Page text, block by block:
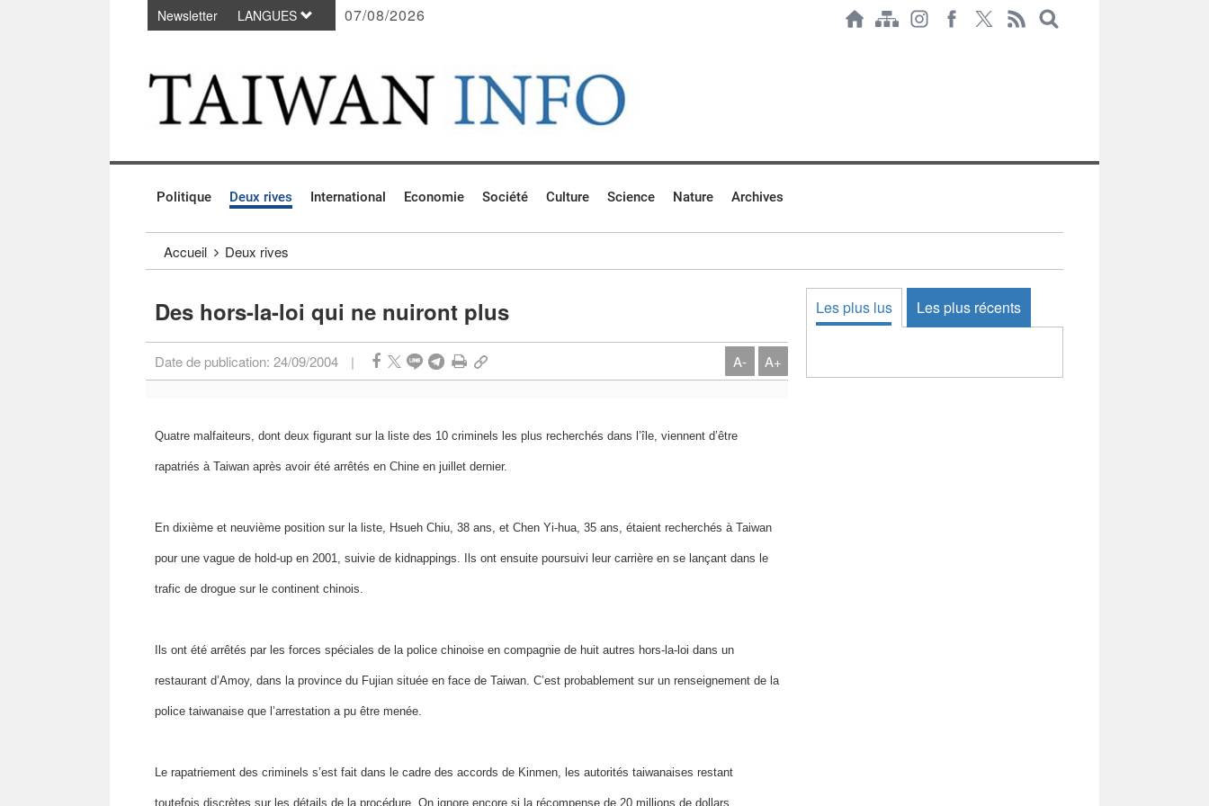
Passer au contenu principal
Newsletter LANGUES 07/08/2026
Politique Deux rives International Economie Société Culture Science Nature Archives
Accueil Deux rives
Des hors-la-loi qui ne nuiront plus
Date de publication: 24/09/2004 | A- A+
Quatre malfaiteurs, dont deux figurant sur la liste des 10 criminels les plus recherchés dans l’île, viennent d’être
rapatriés à Taiwan après avoir été arrêtés en Chine en juillet dernier.
En dixième et neuvième position sur la liste, Hsueh Chiu, 38 ans, et Chen Yi-hua, 35 ans, étaient recherchés à Taiwan
pour une vague de hold-up en 2001, suivie de kidnappings. Ils ont ensuite poursuivi leur carrière en se lançant dans le
trafic de drogue sur le continent chinois.
Ils ont été arrêtés par les forces spéciales de la police chinoise en compagnie de huit autres hors-la-loi dans un
restaurant d’Amoy, dans la province du Fujian située en face de Taiwan. C’est probablement sur un renseignement de la
police taiwanaise que l’arrestation a pu être menée.
Le rapatriement des criminels s’est fait dans le cadre des accords de Kinmen, les autorités taiwanaises restant
toutefois discrètes sur les détails de la procédure. On ignore encore si la récompense de 20 millions de dollars
Les plus lus Les plus récents